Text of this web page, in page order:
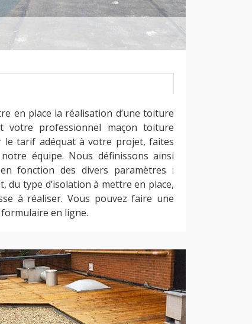
en place la réalisation d’une toiture
votre professionnel maçon toiture
le tarif adéquat à votre projet, faites
équipe. Nous définissons ainsi
fonction des divers paramètres :
du type d’isolation à mettre en place,
à réaliser. Vous pouvez faire une
en ligne.